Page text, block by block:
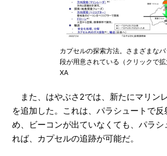
カプセルの探索方法。さまざまな
段が用意されている（クリックで
XA
また、はやぶさ2では、新たにマリン
を追加した。これは、パラシュートで
め、ビーコンが出ていなくても、パラ
れば、カプセルの追跡が可能だ。